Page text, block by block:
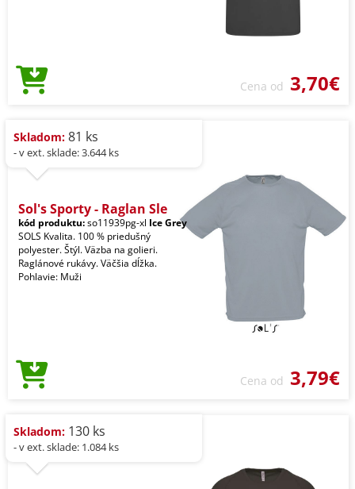
Cena od 3,70€
Skladom: 81 ks
- v ext. sklade: 3.644 ks
Sol's Sporty - Raglan Sle
kód produktu:so11939pg-xl Ice Grey
SOLS Kvalita. 100 % priedušný
polyester. Štýl. Väzba na golieri.
Raglánové rukávy. Väčšia dĺžka.
Pohlavie: Muži
Cena od 3,79€
Skladom: 130 ks
- v ext. sklade: 1.084 ks